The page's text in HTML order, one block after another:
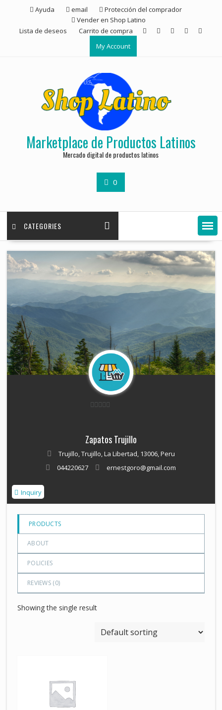
Ayuda email
Protección del comprador
Vender en Shop Latino
Lista de deseos
Carrito de compra
My Account
Marketplace de Productos Latinos
Mercado digital de productos latinos
0
CATEGORIES
u
o
Zapatos Trujillo
Trujillo, Trujillo, La Libertad, 13006, Peru
044220627
ernestgoro@gmail.com
Inquiry
PRODUCTS
ABOUT
POLICIES
REVIEWS (0)
Showing the single result